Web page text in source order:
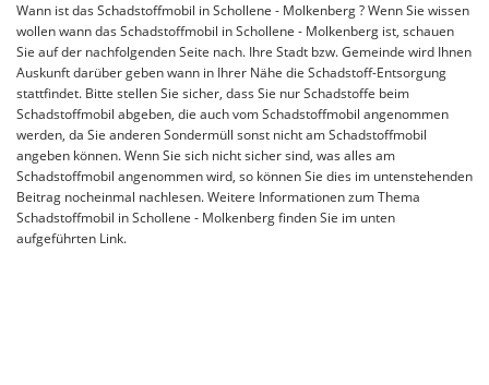
Wann ist das Schadstoffmobil in Schollene - Molkenberg ? Wenn Sie wissen
wollen wann das Schadstoffmobil in Schollene - Molkenberg ist, schauen
Sie auf der nachfolgenden Seite nach. Ihre Stadt bzw. Gemeinde wird Ihnen
Auskunft darüber geben wann in Ihrer Nähe die Schadstoff-Entsorgung
stattfindet. Bitte stellen Sie sicher, dass Sie nur Schadstoffe beim
Schadstoffmobil abgeben, die auch vom Schadstoffmobil angenommen
werden, da Sie anderen Sondermüll sonst nicht am Schadstoffmobil
angeben können. Wenn Sie sich nicht sicher sind, was alles am
Schadstoffmobil angenommen wird, so können Sie dies im untenstehenden
Beitrag nocheinmal nachlesen. Weitere Informationen zum Thema
Schadstoffmobil in Schollene - Molkenberg finden Sie im unten
aufgeführten Link.